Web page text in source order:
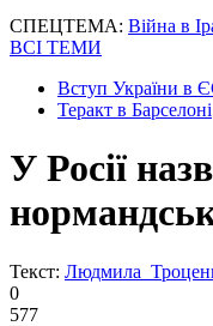
СПЕЦТЕМА: Війна в
ВСІ ТЕМИ
Вступ України в
Теракт в Барселоні
У Росії
Текст: Людмила
0
577